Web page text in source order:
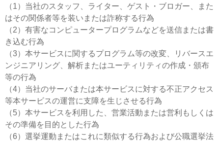
（1）当社のスタッフ、ライター、ゲスト・ブロガー、また
はその関係者等を装いまたは詐称する行為
（2）有害なコンピュータープログラムなどを送信または書
き込む行為
（3）本サービスに関するプログラム等の改変、リバースエ
ンジニアリング、解析またはユーティリティの作成・頒布
等の行為
（4）当社のサーバまたは本サービスに対する不正アクセス
等本サービスの運営に支障を生じさせる行為
（5）本サービスを利用した、営業活動または営利もしくは
その準備を目的とした行為
（6）選挙運動またはこれに類似する行為および公職選挙法